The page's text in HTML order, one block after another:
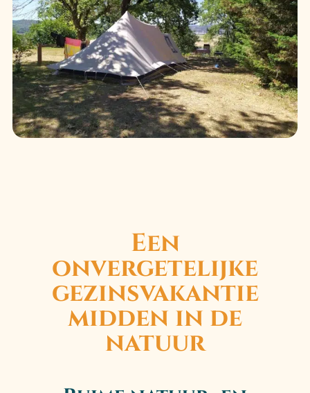
Een
onvergetelijke
gezinsvakantie
midden in de
natuur